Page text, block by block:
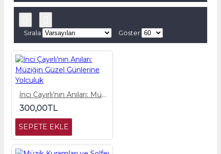
Sırala: Göster:
İnci Çayırlı’nın Anıları: Müziğin Güzel Günlerine Yolculuk
300,00TL
SEPETE EKLE